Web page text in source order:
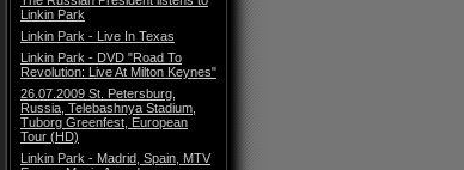
Linkin Park
Linkin Park - Live In Texas
Linkin Park - DVD "Road To
Revolution: Live At Milton Keynes"
26.07.2009 St. Petersburg,
Russia, Telebashnya Stadium,
Tuborg Greenfest, European
Tour (HD)
Linkin Park - Madrid, Spain, MTV